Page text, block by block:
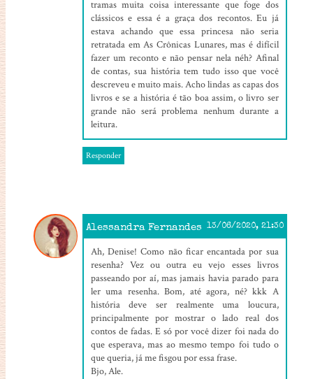
tramas muita coisa interessante que foge dos
clássicos e essa é a graça dos recontos. Eu já
estava achando que essa princesa não seria
retratada em As Crônicas Lunares, mas é difícil
fazer um reconto e não pensar nela néh? Afinal
de contas, sua história tem tudo isso que você
descreveu e muito mais. Acho lindas as capas dos
livros e se a história é tão boa assim, o livro ser
grande não será problema nenhum durante a
leitura.
Responder
Alessandra Fernandes 13/06/2020, 21:30
Ah, Denise! Como não ficar encantada por sua
resenha? Vez ou outra eu vejo esses livros
passeando por aí, mas jamais havia parado para
ler uma resenha. Bom, até agora, né? kkk A
história deve ser realmente uma loucura,
principalmente por mostrar o lado real dos
contos de fadas. E só por você dizer foi nada do
que esperava, mas ao mesmo tempo foi tudo o
que queria, já me fisgou por essa frase.
Bjo, Ale.